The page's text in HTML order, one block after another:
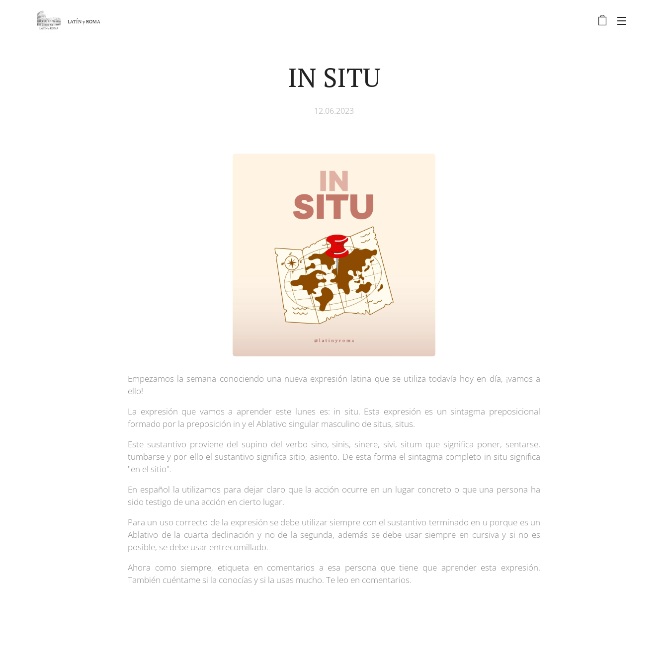
LATÍN yROMA
IN SITU
12.06.2023
Empezamos la semana conociendo una nueva expresión latina que se utiliza todavía hoy en día, ¡vamos a
ello!
La expresión que vamos a aprender este lunes es: in situ. Esta expresión es un sintagma preposicional
formado por la preposición in y el Ablativo singular masculino de situs, situs.
Este sustantivo proviene del supino del verbo sino, sinis, sinere, sivi, situm que significa poner, sentarse,
tumbarse y por ello el sustantivo significa sitio, asiento. De esta forma el sintagma completo in situ significa
"en el sitio".
En español la utilizamos para dejar claro que la acción ocurre en un lugar concreto o que una persona ha
sido testigo de una acción en cierto lugar.
Para un uso correcto de la expresión se debe utilizar siempre con el sustantivo terminado en u porque es un
Ablativo de la cuarta declinación y no de la segunda, además se debe usar siempre en cursiva y si no es
posible, se debe usar entrecomillado.
Ahora como siempre, etiqueta en comentarios a esa persona que tiene que aprender esta expresión.
También cuéntame si la conocías y si la usas mucho. Te leo en comentarios.